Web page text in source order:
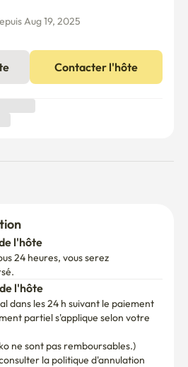
Aug 19, 2025
Contacter l'hôte
l'hôte
24 heures, vous serez
l'hôte
dans les 24 h suivant le paiement
partiel s'applique selon votre
ne sont pas remboursables.)
la politique d'annulation